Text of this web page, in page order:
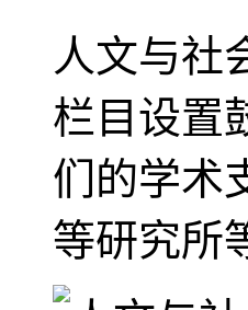
人文与社
栏目设置
们的学术
等研究所